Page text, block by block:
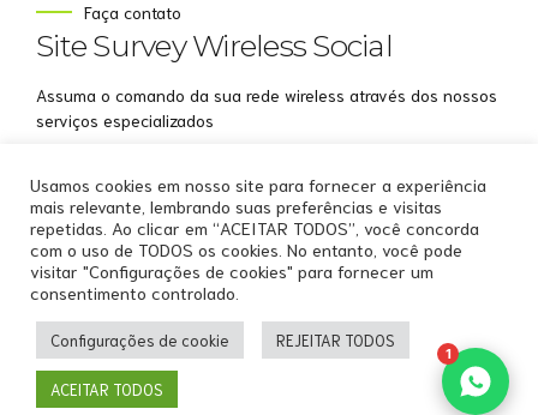
Faça contato
Site Survey Wireless Social
Assuma o comando da sua rede wireless através dos nossos
serviços especializados
Copyright by
Home Sobre Nós
Serviços WiFi Profissionais
Soluções WiFi Profissionais
Clientes
Contato
Back to top
Usamos cookies em nosso site para fornecer a experiência
mais relevante, lembrando suas preferências e visitas
repetidas. Ao clicar em “ACEITAR TODOS”, você concorda
com o uso de TODOS os cookies. No entanto, você pode
visitar "Configurações de cookies" para fornecer um
consentimento controlado.
Configurações de cookie REJEITAR TODOS
ACEITAR TODOS
EMAIL
WHATSAPP
Aceito receber comunicações da Site Survey
Wireless
Iniciar conversa
1